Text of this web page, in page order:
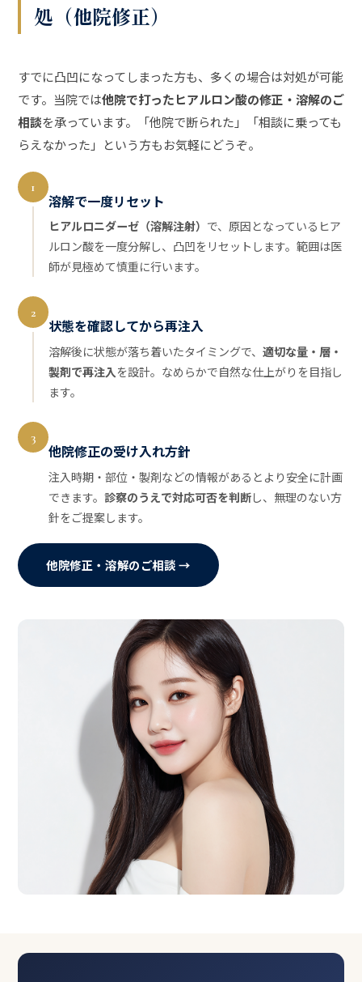
処（他院修正）
すでに凸凹になってしまった方も、多くの場合は対処が可能
です。当院では他院で打ったヒアルロン酸の修正・溶解のご
相談を承っています。「他院で断られた」「相談に乗っても
らえなかった」という方もお気軽にどうぞ。
1
溶解で一度リセット
ヒアルロニダーゼ（溶解注射） で、原因となっているヒア
ルロン酸を一度分解し、凸凹をリセットします。範囲は医
師が見極めて慎重に行います。
2
状態を確認してから再注入
溶解後に状態が落ち着いたタイミングで、適切な量・層・
製剤で再注入を設計。なめらかで自然な仕上がりを目指し
ます。
3
他院修正の受け入れ方針
注入時期・部位・製剤などの情報があるとより安全に計画
できます。診察のうえで対応可否を判断し、無理のない方
針をご提案します。
他院修正・溶解のご相談 →